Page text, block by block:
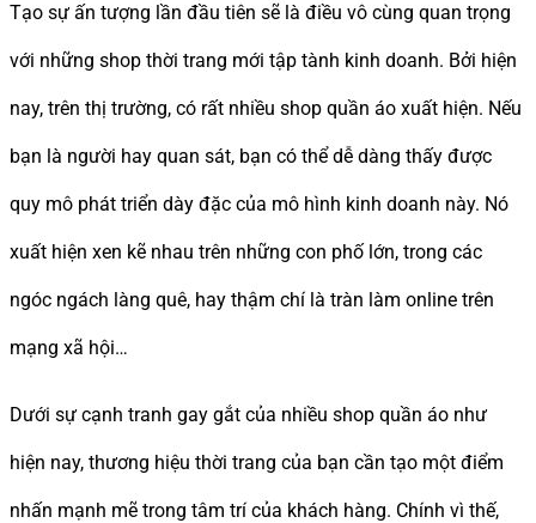
Tạo sự ấn tượng lần đầu tiên sẽ là điều vô cùng quan trọng
với những shop thời trang mới tập tành kinh doanh. Bởi hiện
nay, trên thị trường, có rất nhiều shop quần áo xuất hiện. Nếu
bạn là người hay quan sát, bạn có thể dễ dàng thấy được
quy mô phát triển dày đặc của mô hình kinh doanh này. Nó
xuất hiện xen kẽ nhau trên những con phố lớn, trong các
ngóc ngách làng quê, hay thậm chí là tràn làm online trên
mạng xã hội…
Dưới sự cạnh tranh gay gắt của nhiều shop quần áo như
hiện nay, thương hiệu thời trang của bạn cần tạo một điểm
nhấn mạnh mẽ trong tâm trí của khách hàng. Chính vì thế,